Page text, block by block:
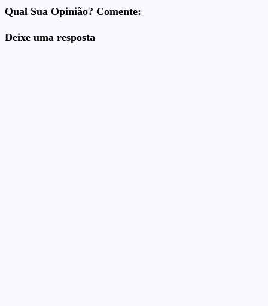
Qual Sua Opinião? Comente:
Deixe uma resposta